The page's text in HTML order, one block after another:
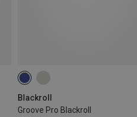
Blackroll
Groove Pro Blackroll